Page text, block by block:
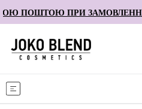
ПОШТОЮ ПРИ ЗАМОВЛЕННІ